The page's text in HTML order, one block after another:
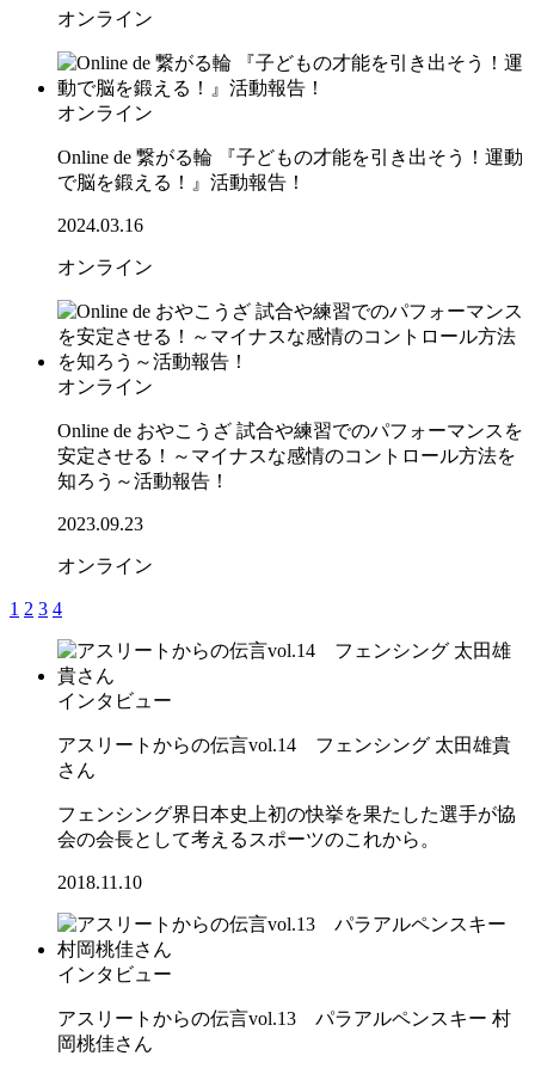
オンライン
オンライン
Online de 繋がる輪 『子どもの才能を引き出そう！運動
で脳を鍛える！』活動報告！
2024.03.16
オンライン
オンライン
Online de おやこうざ 試合や練習でのパフォーマンスを
安定させる！～マイナスな感情のコントロール方法を
知ろう～活動報告！
2023.09.23
オンライン
1 2 3 4
インタビュー
アスリートからの伝言vol.14 フェンシング 太田雄貴
さん
フェンシング界日本史上初の快挙を果たした選手が協
会の会長として考えるスポーツのこれから。
2018.11.10
インタビュー
アスリートからの伝言vol.13 パラアルペンスキー 村
岡桃佳さん